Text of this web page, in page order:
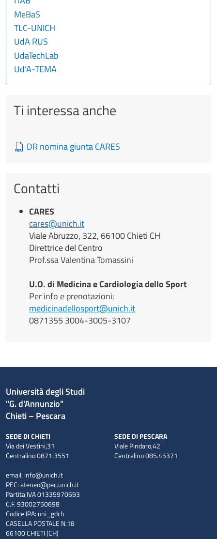
MeBaS
TLC-UNICH
UdA RUS
UdaTechLab
Ud’A-TEMA
Ti interessa anche
DR nomina giunta CARES
Contatti
CARES
cares@unich.it
Viale Abruzzo, 322, 66100 Chieti CH
Direttrice del Centro
Prof.ssa Valentina Tomassini
U.O. di Medicina e Cardiologia dello Sport
Per info e prenotazioni:
medicinadellosport@unich.it
0871355 3004-3005-3107
Università degli Studi
"G. d'Annunzio"
Chieti – Pescara
SEDE DI CHIETI
Via dei Vestini,31
Centralino 0871.3551
SEDE DI PESCARA
Viale Pindaro,42
Centralino 085.45371
email: info@unich.it
PEC:ateneo@pec.unich.it
Partita IVA 01335970693
C.F. 93002750698
Codice IPA: uni_gdch
CASELLA POSTALE N.18
66100 CHIETI (CH)